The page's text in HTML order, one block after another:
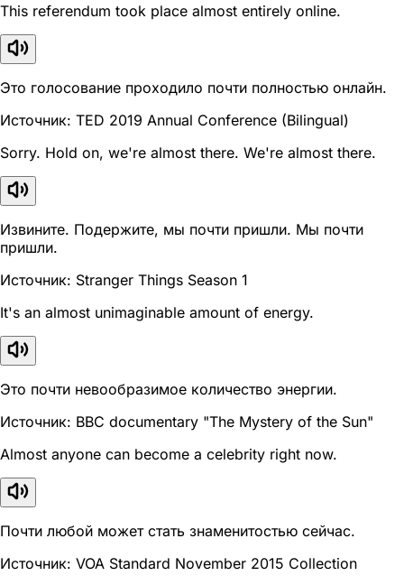
This referendum took place almost entirely online.
Это голосование проходило почти полностью онлайн.
Источник: TED 2019 Annual Conference (Bilingual)
Sorry. Hold on, we're almost there. We're almost there.
Извините. Подержите, мы почти пришли. Мы почти
пришли.
Источник: Stranger Things Season 1
It's an almost unimaginable amount of energy.
Это почти невообразимое количество энергии.
Источник: BBC documentary "The Mystery of the Sun"
Almost anyone can become a celebrity right now.
Почти любой может стать знаменитостью сейчас.
Источник: VOA Standard November 2015 Collection